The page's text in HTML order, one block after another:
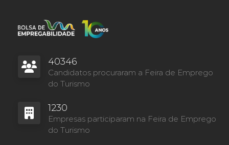
40346
Candidatos procuraram a Feira de Emprego
do Turismo
1230
Empresas participaram na Feira de Emprego
do Turismo